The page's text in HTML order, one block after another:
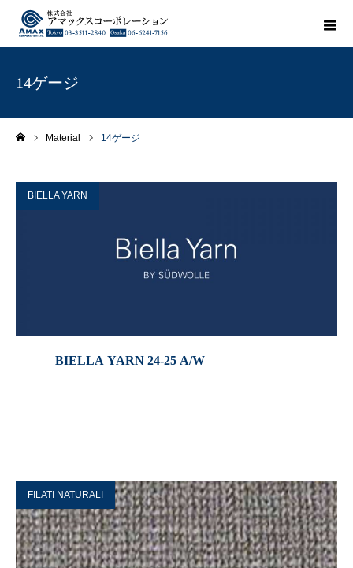
14ゲージ
Material 14ゲージ
BIELLA YARN
BIELLA YARN 24-25 A/W
FILATI NATURALI